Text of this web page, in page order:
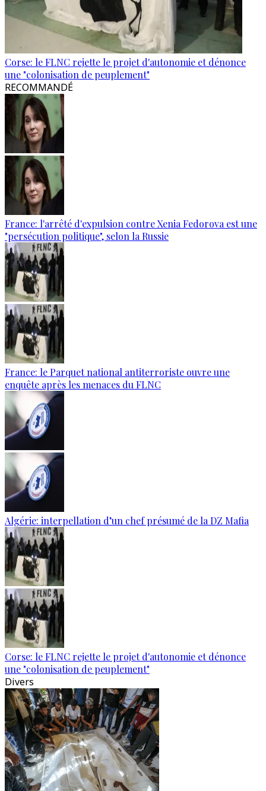
Corse: le FLNC rejette le projet d'autonomie et dénonce
une "colonisation de peuplement"
RECOMMANDÉ
France: l'arrêté d'expulsion contre Xenia Fedorova est une
"persécution politique", selon la Russie
France: le Parquet national antiterroriste ouvre une
enquête après les menaces du FLNC
Algérie: interpellation d’un chef présumé de la DZ Mafia
Corse: le FLNC rejette le projet d'autonomie et dénonce
une "colonisation de peuplement"
Divers